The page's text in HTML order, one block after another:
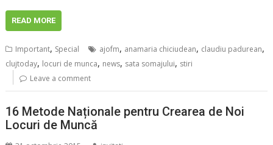
READ MORE
Important, Special ajofm, anamaria chiciudean, claudiu padurean,
clujtoday, locuri de munca, news, sata somajului, stiri
Leave a comment
16 Metode Naționale pentru Crearea de Noi
Locuri de Muncă